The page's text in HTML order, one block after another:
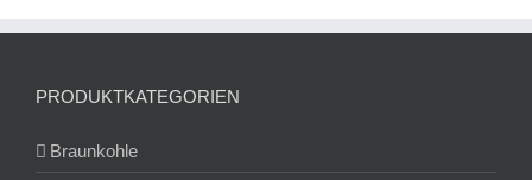
PRODUKTKATEGORIEN
Braunkohle